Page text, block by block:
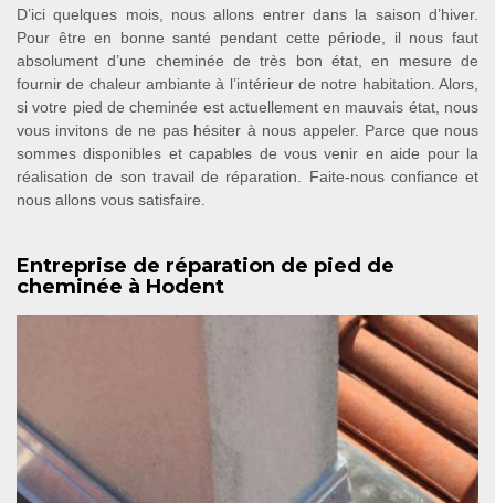
D’ici quelques mois, nous allons entrer dans la saison d’hiver.
Pour être en bonne santé pendant cette période, il nous faut
absolument d’une cheminée de très bon état, en mesure de
fournir de chaleur ambiante à l’intérieur de notre habitation. Alors,
si votre pied de cheminée est actuellement en mauvais état, nous
vous invitons de ne pas hésiter à nous appeler. Parce que nous
sommes disponibles et capables de vous venir en aide pour la
réalisation de son travail de réparation. Faite-nous confiance et
nous allons vous satisfaire.
Entreprise de réparation de pied de
cheminée à Hodent